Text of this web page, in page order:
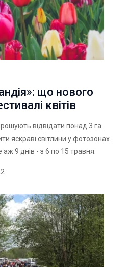
що нового
квітів
відвідати понад 3 га
яскраві світлини у фотозонах.
9 днів - з 6 по 15 травня.